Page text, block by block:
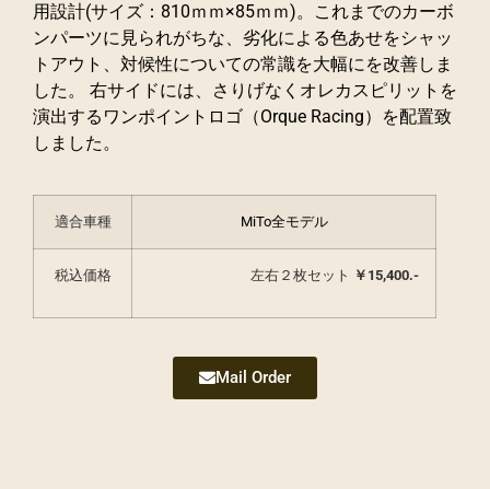
用設計(サイズ：810ｍｍ×85ｍｍ)。これまでのカーボ
ンパーツに見られがちな、劣化による色あせをシャッ
トアウト、対候性についての常識を大幅にを改善しま
した。 右サイドには、さりげなくオレカスピリットを
演出するワンポイントロゴ（Orque Racing）を配置致
しました。
適合車種 MiTo全モデル
税込価格 左右２枚セット ￥15,400.-
Mail Order